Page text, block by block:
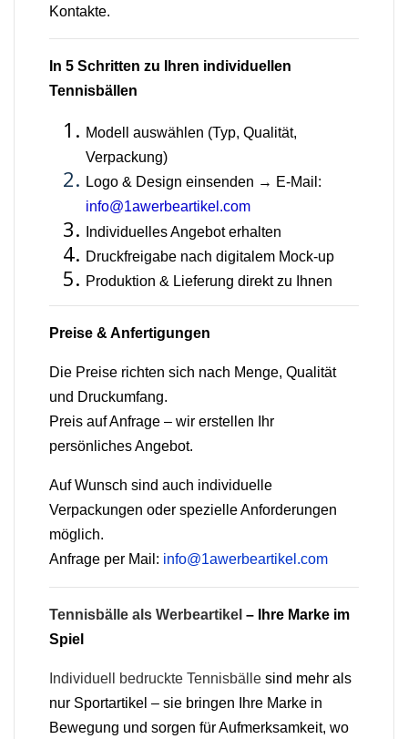
Kontakte.
In 5 Schritten zu Ihren individuellen
Tennisbällen
Modell auswählen (Typ, Qualität,
Verpackung)
Logo & Design einsenden → E-Mail:
info@1awerbeartikel.com
Individuelles Angebot erhalten
Druckfreigabe nach digitalem Mock-up
Produktion & Lieferung direkt zu Ihnen
Preise & Anfertigungen
Die Preise richten sich nach Menge, Qualität
und Druckumfang.
Preis auf Anfrage – wir erstellen Ihr
persönliches Angebot.
Auf Wunsch sind auch individuelle
Verpackungen oder spezielle Anforderungen
möglich.
Anfrage per Mail: info@1awerbeartikel.com
Tennisbälle als Werbeartikel – Ihre Marke im
Spiel
Individuell bedruckte Tennisbälle sind mehr als
nur Sportartikel – sie bringen Ihre Marke in
Bewegung und sorgen für Aufmerksamkeit, wo